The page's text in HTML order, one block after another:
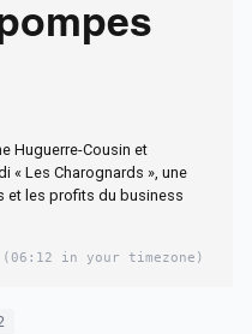
Huguerre-Cousin et
« Les Charognards », une
et les profits du business
(06:12 in your timezone)